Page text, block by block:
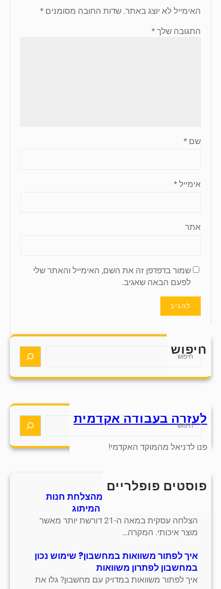
האימייל לא יוצג באתר. שדות החובה מסומנים *
התגובה שלך *
שם *
אימייל *
אתר
שמור בדפדפן זה את השם, האימייל והאתר שלי
לפעם הבאה שאגיב.
חיפוש
S
a
h
לעזרה בעבודה אקדמית
פנו לדניאל מהמוקד האקדמי!
S
a
פוסטים פופלריים
חמש אסטרטגיות למידה מהצלחת חנות
סנדלים מסורתית בתחום המיתוג
הצלחה עסקית במאה ה-21 דורשת יותר מאשר
מוצר איכותי. המקרה…
איך לפתור משוואות במחשבון? שימוש נכון
במחשבון לפתרון משוואות
איך לפתור משוואות במדויק עם מחשבון? גלו את